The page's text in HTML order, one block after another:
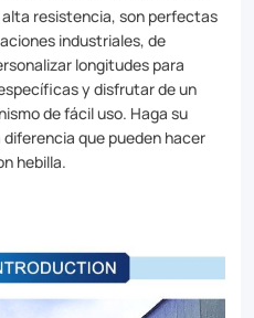
resistencia, son perfectas
industriales, de
longitudes para
y disfrutar de un
de fácil uso. Haga su
que pueden hacer
hebilla.